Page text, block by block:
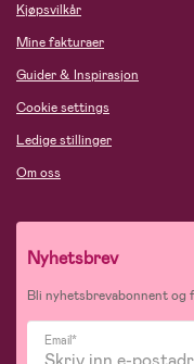
Kjøpsvilkår
Mine fakturaer
Guider & Inspirasjon
Cookie settings
Ledige stillinger
Om oss
Nyhetsbrev
Bli nyhetsbrevabonnent og
Email*